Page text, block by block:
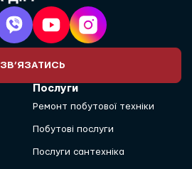
ЗВ’ЯЗАТИСЬ
Послуги
Ремонт побутової техніки
Побутові послуги
Послуги сантехніка